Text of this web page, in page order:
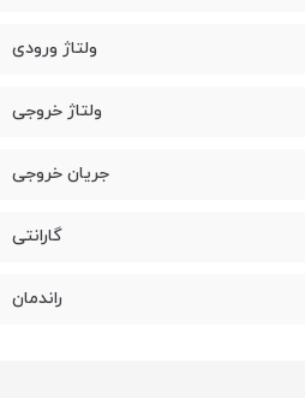
ولتاژ ورودی
ولتاژ خروجی
جریان خروجی
گارانتی
راندمان